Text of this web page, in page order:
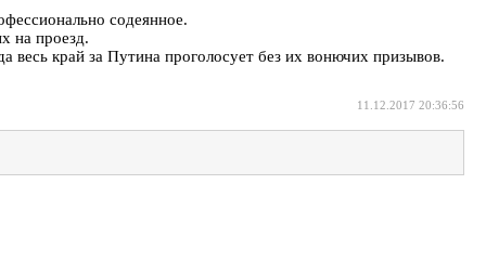
содеянное.
на проезд.
весь край за Путина проголосует без их вонючих призывов.
11.12.2017 20:36:56